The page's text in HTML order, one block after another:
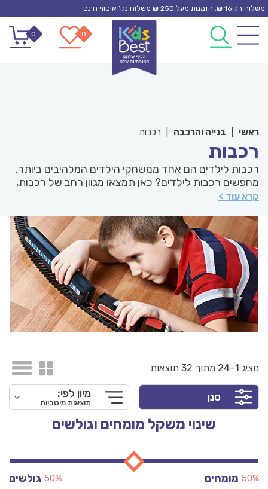
Skip
content
משלוח רק 16 ₪. הזמנות מעל 250 ₪ משלוח נק’ איסוף חינם
0
0
ראשי בנייה והרכבה רכבות
רכבות
רכבות לילדים הם אחד ממשחקי הילדים המלהיבים ביותר.
מחפשים רכבות לילדים? כאן תמצאו מגוון רחב של רכבות,
קטרים, מסילות וסטים שלמים לחוויה מושלמת. מהיצרן
בעולם ומאפשר למיליוני ילדים לשחק ללמוד ולחלום על
עולם הרכבות הקטרים והמסילות. צפו במגוון הרחב לצד
דירוגי ההורים והמומחים.
קרא עוד >
מציג 1–24 מתוך 32 תוצאות
סנן מיון לפי:
תוצאות מיטביות
שינוי משקל מומחים וגולשים
מומחים 50% גולשים 50%